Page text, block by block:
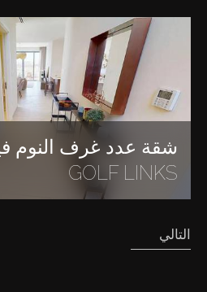
GOLF LINKS
التالي